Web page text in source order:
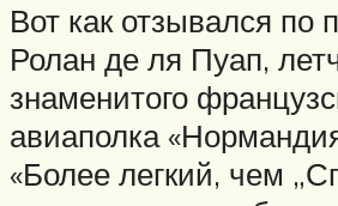
Вот как отзывался по
Ролан де ля Пуап,
знаменитого
авиаполка
«Более легкий, чем